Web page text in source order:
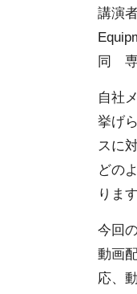
講演
同
自社
挙げ
スに
どの
ります
今回
動画
応、